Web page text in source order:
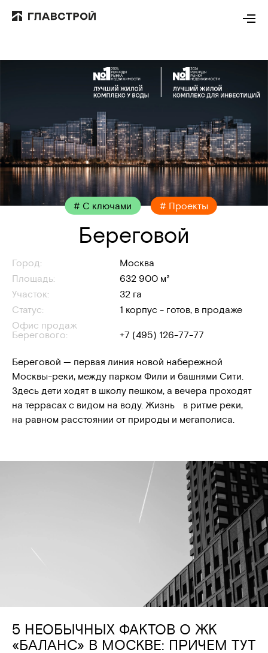
# С ключами # Проекты
Береговой
Береговой — первая линия новой набережной
Москвы-реки, между парком Фили и башнями Сити.
Здесь дети ходят в школу пешком, а вечера проходят
на террасах с видом на воду. Жизнь в ритме реки,
на равном расстоянии от природы и мегаполиса.
Город:
Москва
Площадь:
632 900 м²
Участок:
32 га
Статус:
1 корпус - готов, в продаже
Офис продаж
Берегового:
+7 (495) 126-77-77
5 НЕОБЫЧНЫХ ФАКТОВ О ЖК
«БАЛАНС» В МОСКВЕ: ПРИЧЕМ ТУТ